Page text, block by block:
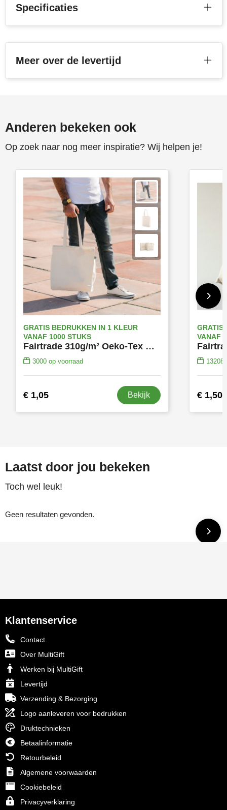
Specificaties
Meer over de levertijd
Anderen bekeken ook
Op zoek naar nog meer inspiratie? Wij helpen je!
GRATIS BEDRUKKEN IN 1 KLEUR
VANAF 1000 STUKS
Fairtrade 310g/m² Oeko-Tex Katoen Draagtas Met Lange Hengsels
3000op voorraad
€ 1,05 Bekijk
GRATIS
VANAF
13208
€ 1,50
Laatst door jou bekeken
Toch wel leuk!
Geen resultaten gevonden.
Klantenservice
Contact
Over MultiGift
Werken bij MultiGift
Levertijd
Verzending & Bezorging
Logo aanleveren voor bedrukken
Druktechnieken
Betaalinformatie
Retourbeleid
Algemene voorwaarden
Cookiebeleid
Privacyverklaring